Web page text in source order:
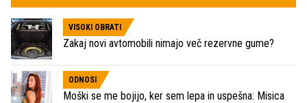
VISOKI OBRATI
Zakaj novi avtomobili nimajo več rezervne gume?
ODNOSI
Moški se me bojijo, ker sem lepa in uspešna: Misica